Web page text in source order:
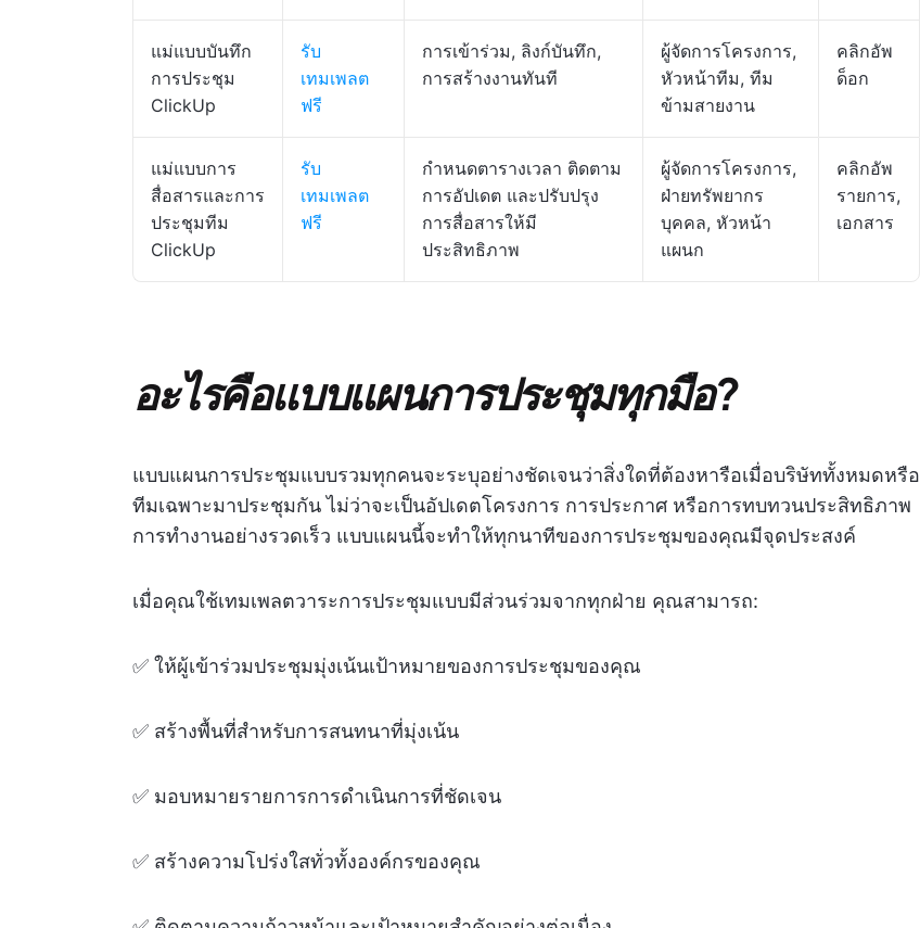
แม่แบบบันทึก
การประชุม
ClickUp
รับ
เทมเพลต
ฟรี
การเข้าร่วม, ลิงก์บันทึก,
การสร้างงานทันที
ผู้จัดการโครงการ,
หัวหน้าทีม, ทีม
ข้ามสายงาน
คลิกอัพ
ด็อก
แม่แบบการ
สื่อสารและการ
ประชุมทีม
ClickUp
รับ
เทมเพลต
ฟรี
กำหนดตารางเวลา ติดตาม
การอัปเดต และปรับปรุง
การสื่อสารให้มี
ประสิทธิภาพ
ผู้จัดการโครงการ,
ฝ่ายทรัพยากร
บุคคล, หัวหน้า
แผนก
คลิกอัพ
รายการ,
เอกสาร
อะไรคือแบบแผนการประชุมทุกมือ?
แบบแผนการประชุมแบบรวมทุกคนจะระบุอย่างชัดเจนว่าสิ่งใดที่ต้องหารือเมื่อบริษัททั้งหมดหรือ
ทีมเฉพาะมาประชุมกัน ไม่ว่าจะเป็นอัปเดตโครงการ การประกาศ หรือการทบทวนประสิทธิภาพ
การทำงานอย่างรวดเร็ว แบบแผนนี้จะทำให้ทุกนาทีของการประชุมของคุณมีจุดประสงค์
เมื่อคุณใช้เทมเพลตวาระการประชุมแบบมีส่วนร่วมจากทุกฝ่าย คุณสามารถ:
✅ ให้ผู้เข้าร่วมประชุมมุ่งเน้นเป้าหมายของการประชุมของคุณ
✅ สร้างพื้นที่สำหรับการสนทนาที่มุ่งเน้น
✅ มอบหมายรายการการดำเนินการที่ชัดเจน
✅ สร้างความโปร่งใสทั่วทั้งองค์กรของคุณ